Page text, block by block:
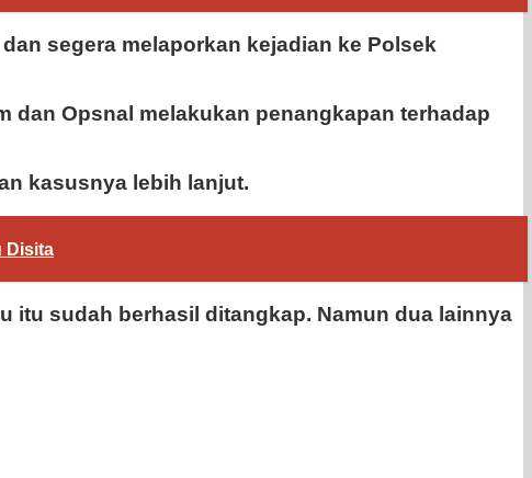
segera melaporkan kejadian ke Polsek
dan Opsnal melakukan penangkapan terhadap
kasusnya lebih lanjut.
Disita
itu sudah berhasil ditangkap. Namun dua lainnya